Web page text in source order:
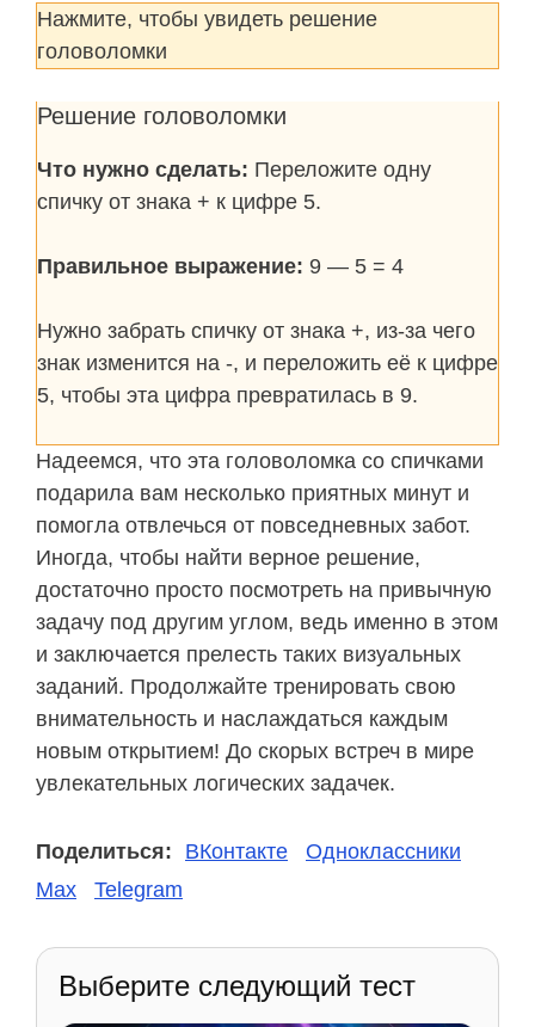
Нажмите, чтобы увидеть решение
головоломки
Решение головоломки
Что нужно сделать: Переложите одну
спичку от знака + к цифре 5.
Правильное выражение: 9 — 5 = 4
Нужно забрать спичку от знака +, из-за чего
знак изменится на -, и переложить её к цифре
5, чтобы эта цифра превратилась в 9.
Надеемся, что эта головоломка со спичками
подарила вам несколько приятных минут и
помогла отвлечься от повседневных забот.
Иногда, чтобы найти верное решение,
достаточно просто посмотреть на привычную
задачу под другим углом, ведь именно в этом
и заключается прелесть таких визуальных
заданий. Продолжайте тренировать свою
внимательность и наслаждаться каждым
новым открытием! До скорых встреч в мире
увлекательных логических задачек.
Поделиться: ВКонтакте
Одноклассники
Max
Telegram
Выберите следующий тест